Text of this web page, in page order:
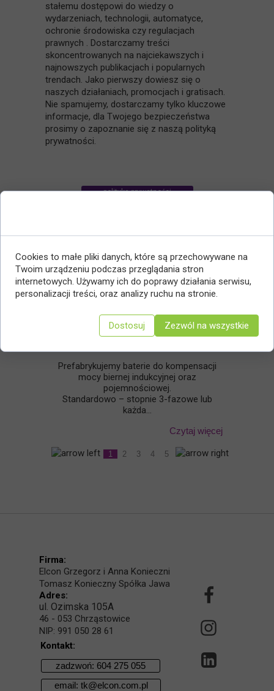
Firma:
Elcon Grzegorz i Anna Konieczni
Tomasz Konieczny Spółka Jawa
Adres:
ul. Ozimska 105A
46 - 053 Chrząstowice
NIP: 991 050 28 61
Kontakt:
zadzwoń: 604 275 055
email: tk@elcon.com.pl
stałemu dostępowi do wiedzy o
wydarzeniach, technologii, automatyce,
ochronie środowiska czy regulacjach
prawnych . Dostarczamy treści
skoncentrowanych na najciekawszych i
najnowszych publikacjach i popularnych
trendach. Jako pierwszy dowiesz się o
naszych działaniach, promocjach i gratisach.
Nie spamujemy, dostarczamy tylko kluczowe
informacje, dla Twojego bezpieczeństwa
prosimy o zapoznanie się z naszą polityką
prywatności.
Prefabrykujemy baterie do kompensacji
mocy biernej indukcyjnej oraz
pojemnościowej.
Standardowo – stopnie 3-fazowe lub
każda...
Czytaj więcej
1 2 3 4 5
polityka prywatności
Cookies to małe pliki danych, które są przechowywane na
Twoim urządzeniu podczas przeglądania stron
internetowych. Używamy ich do poprawy działania serwisu,
personalizacji treści, oraz analizy ruchu na stronie.
Dostosuj Zezwól na wszystkie